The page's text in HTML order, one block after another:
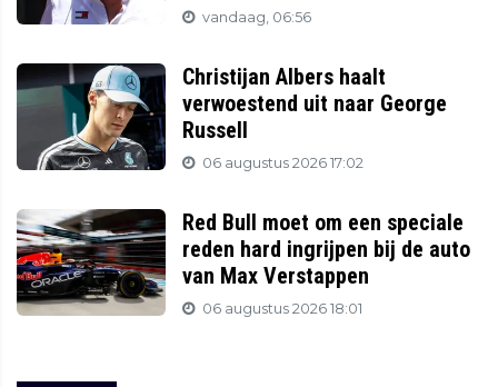
vandaag, 06:56
Christijan Albers haalt
verwoestend uit naar George
Russell
06 augustus 2026 17:02
Red Bull moet om een speciale
reden hard ingrijpen bij de auto
van Max Verstappen
06 augustus 2026 18:01